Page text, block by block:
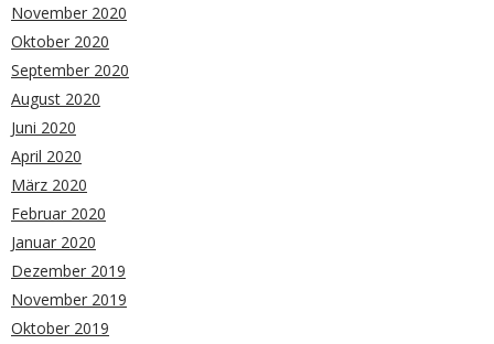
November 2020
Oktober 2020
September 2020
August 2020
Juni 2020
April 2020
März 2020
Februar 2020
Januar 2020
Dezember 2019
November 2019
Oktober 2019